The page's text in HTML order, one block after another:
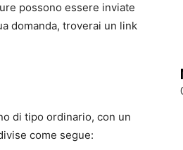
possono essere inviate
domanda, troverai un link
di tipo ordinario, con un
come segue: